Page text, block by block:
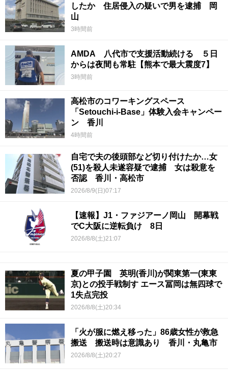
したか 住居侵入の疑いで男を逮捕 岡
山
3時間前
AMDA 八代市で支援活動続ける ５日
からは夜間も常駐【熊本で最大震度7】
3時間前
高松市のコワーキングスペース
「Setouchi-i-Base」体験入会キャンペー
ン 香川
4時間前
自宅で夫の後頭部など切り付けたか…女
(51)を殺人未遂容疑で逮捕 女は殺意を
否認 香川・高松市
2026/8/9(日)07:17
【速報】J1・ファジアーノ岡山 開幕戦
でC大阪に逆転負け 8日
2026/8/8(土)21:07
夏の甲子園 英明(香川)が関東第一(東東
京)との投手戦制す エース冨岡は無四球で
1失点完投
2026/8/8(土)20:34
「火が服に燃え移った」86歳女性が救急
搬送 搬送時は意識あり 香川・丸亀市
2026/8/8(土)20:27